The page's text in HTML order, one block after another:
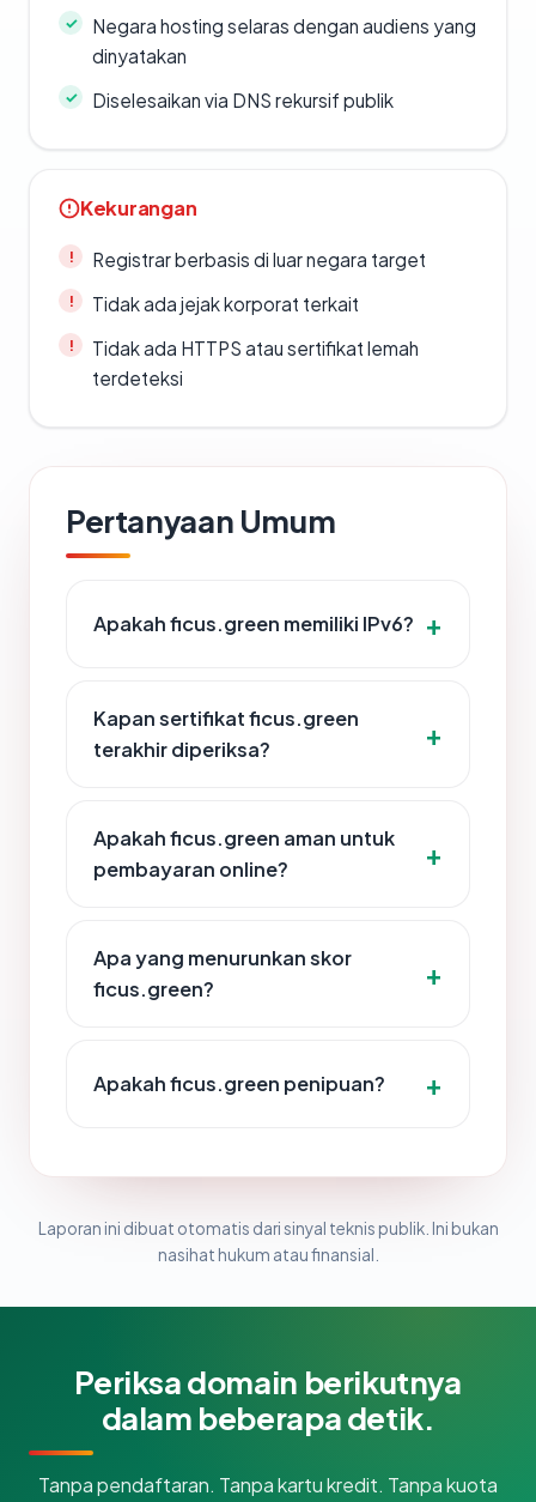
Negara hosting selaras dengan audiens yang
dinyatakan
Diselesaikan via DNS rekursif publik
Kekurangan
Registrar berbasis di luar negara target
Tidak ada jejak korporat terkait
Tidak ada HTTPS atau sertifikat lemah
terdeteksi
Pertanyaan Umum
Apakah ficus.green memiliki IPv6?
Kapan sertifikat ficus.green
terakhir diperiksa?
Apakah ficus.green aman untuk
pembayaran online?
Apa yang menurunkan skor
ficus.green?
Apakah ficus.green penipuan?
Laporan ini dibuat otomatis dari sinyal teknis publik. Ini bukan
nasihat hukum atau finansial.
Periksa domain berikutnya
dalam beberapa detik.
Tanpa pendaftaran. Tanpa kartu kredit. Tanpa kuota